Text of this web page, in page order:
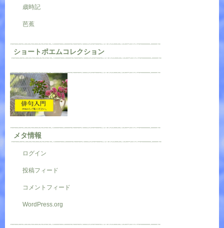
歳時記
芭蕉
ショートポエムコレクション
メタ情報
ログイン
投稿フィード
コメントフィード
WordPress.org